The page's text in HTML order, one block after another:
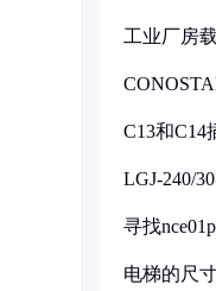
工业厂房
C13和C14
LGJ-240/
寻找
电梯的尺